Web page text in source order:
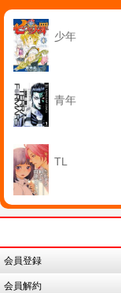
少年
青年
TL
会員登録
会員解約